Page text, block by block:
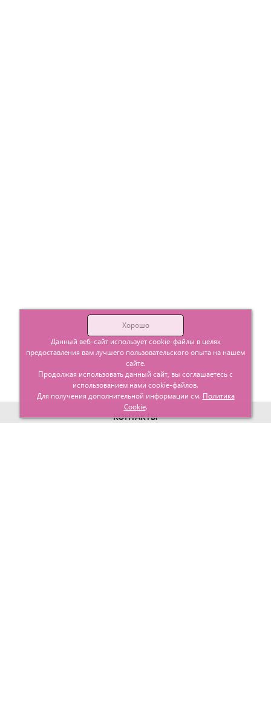
КОНТАКТЫ
Хорошо
Данный веб-сайт использует cookie-файлы в целях
предоставления вам лучшего пользовательского опыта на нашем
сайте.
Продолжая использовать данный сайт, вы соглашаетесь с
использованием нами cookie-файлов.
Для получения дополнительной информации см. Политика
Cookie.